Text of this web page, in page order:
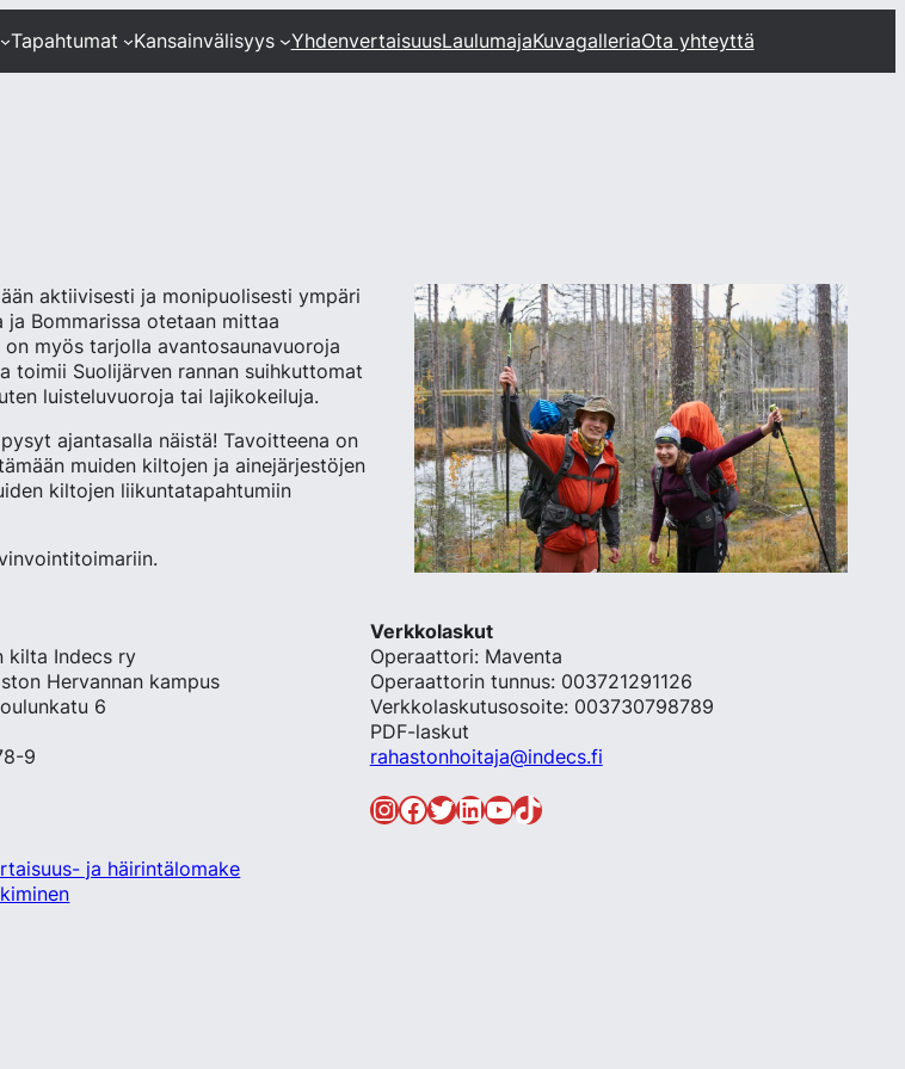
Tapahtumat Kansainvälisyys YhdenvertaisuusLaulumajaKuvagalleriaOta yhteyttä
aktiivisesti ja monipuolisesti ympäri
ja Bommarissa otetaan mittaa
myös tarjolla avantosaunavuoroja
toimii Suolijärven rannan suihkuttomat
luisteluvuoroja tai lajikokeiluja.
ajantasalla näistä! Tavoitteena on
muiden kiltojen ja ainejärjestöjen
kiltojen liikuntatapahtumiin
kilta Indecs ry
Hervannan kampus
6
9
Verkkolaskut
Operaattori: Maventa
Operaattorin tunnus: 003721291126
Verkkolaskutusosoite: 003730798789
PDF-laskut
rahastonhoitaja@indecs.fi
ja häirintälomake
InstagramFacebook Twitter LinkedIn YouTube TikTok